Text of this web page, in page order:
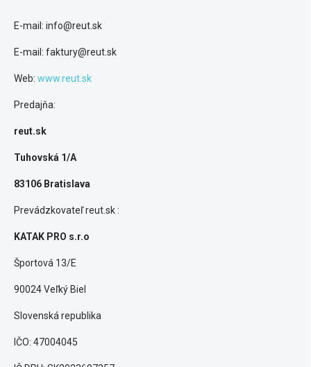
E-mail: info@reut.sk
E-mail: faktury@reut.sk
Web: www.reut.sk
Predajňa:
reut.sk
Tuhovská 1/A
83106 Bratislava
Prevádzkovateľ reut.sk :
KATAK PRO s.r.o
Športová 13/E
90024 Veľký Biel
Slovenská republika
IČO: 47004045